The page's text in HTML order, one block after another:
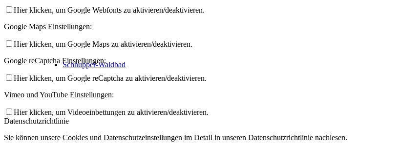
Schnupper-Waldbad
Hier klicken, um Google Webfonts zu aktivieren/deaktivieren.
Google Maps Einstellungen:
Hier klicken, um Google Maps zu aktivieren/deaktivieren.
Google reCaptcha Einstellungen:
Hier klicken, um Google reCaptcha zu aktivieren/deaktivieren.
Vimeo und YouTube Einstellungen:
Hier klicken, um Videoeinbettungen zu aktivieren/deaktivieren.
Datenschutzrichtlinie
Sie können unsere Cookies und Datenschutzeinstellungen im Detail in unseren Datenschutzrichtlinie nachlesen.